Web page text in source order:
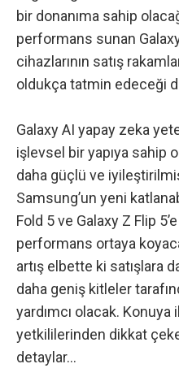
bir donanıma sahip
performans sunan
cihazlarının satış
oldukça tatmin edeceği
Galaxy AI yapay zeka
işlevsel bir yapıya sahip
daha güçlü ve
Samsung’un yeni
Fold 5 ve Galaxy Z Flip
performans ortaya
artış elbette ki satışlara
daha geniş kitleler
yardımcı olacak.
yetkililerinden dikkat
detaylar…